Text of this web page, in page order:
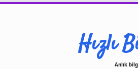
Hızlı
Anlık